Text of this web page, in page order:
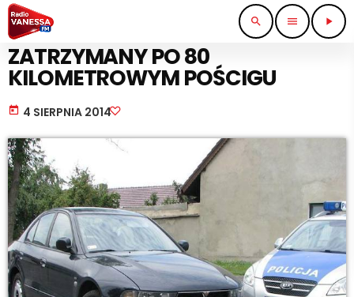
search menu play_arrow
STRAŻ I POLICJA
ZATRZYMANY PO 80
KILOMETROWYM POŚCIGU
today 4 SIERPNIA 2014